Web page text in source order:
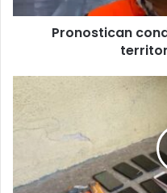
Pronostican
a
delincuentes
asaltaban
con